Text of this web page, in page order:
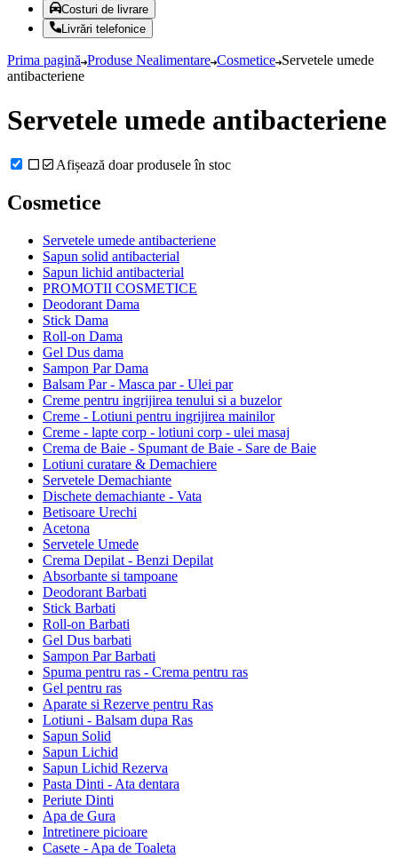
Costuri de livrare
Livrări telefonice
Prima pagină Produse Nealimentare Cosmetice Servetele umede
antibacteriene
Servetele umede antibacteriene
Afișează doar produsele în stoc
Cosmetice
Servetele umede antibacteriene
Sapun solid antibacterial
Sapun lichid antibacterial
PROMOTII COSMETICE
Deodorant Dama
Stick Dama
Roll-on Dama
Gel Dus dama
Sampon Par Dama
Balsam Par - Masca par - Ulei par
Creme pentru ingrijirea tenului si a buzelor
Creme - Lotiuni pentru ingrijirea mainilor
Creme - lapte corp - lotiuni corp - ulei masaj
Crema de Baie - Spumant de Baie - Sare de Baie
Lotiuni curatare & Demachiere
Servetele Demachiante
Dischete demachiante - Vata
Betisoare Urechi
Acetona
Servetele Umede
Crema Depilat - Benzi Depilat
Absorbante si tampoane
Deodorant Barbati
Stick Barbati
Roll-on Barbati
Gel Dus barbati
Sampon Par Barbati
Spuma pentru ras - Crema pentru ras
Gel pentru ras
Aparate si Rezerve pentru Ras
Lotiuni - Balsam dupa Ras
Sapun Solid
Sapun Lichid
Sapun Lichid Rezerva
Pasta Dinti - Ata dentara
Periute Dinti
Apa de Gura
Intretinere picioare
Casete - Apa de Toaleta